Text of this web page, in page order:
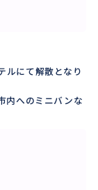
ルにて解散となり
内へのミニバンな